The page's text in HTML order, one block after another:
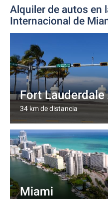
Alquiler de autos en
Internacional de
Fort
34 km de distancia
Miami